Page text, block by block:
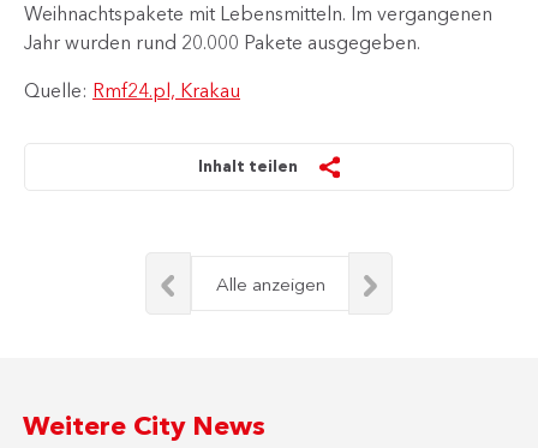
Weihnachtspakete mit Lebensmitteln. Im vergangenen
Jahr wurden rund 20.000 Pakete ausgegeben.​
Quelle: Rmf24.pl, Krakau
Inhalt teilen
Alle anzeigen
Weitere City News